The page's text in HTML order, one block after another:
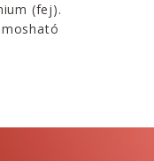
(fej).